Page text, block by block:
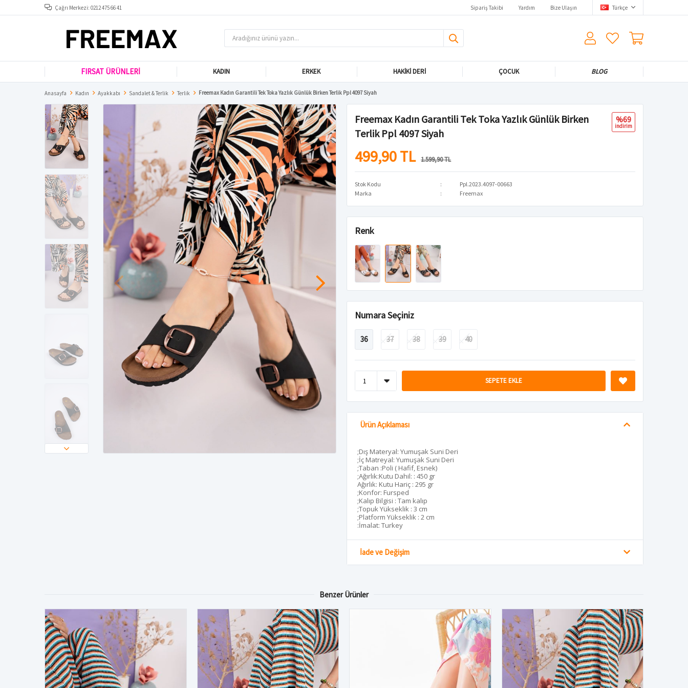
Çağrı Merkezi: 0212 475 66 41 Sipariş Takibi Yardım Bize Ulaşın Türkçe
FIRSAT ÜRÜNLERİ KADIN ERKEK HAKIKI DERI ÇOCUK BLOG
Anasayfa Kadın Ayakkabı Sandalet & Terlik Terlik Freemax Kadın Garantili Tek Toka Yazlık Günlük Birken Terlik Ppl 4097 Siyah
Freemax Kadın Garantili Tek Toka Yazlık Günlük Birken
Terlik Ppl 4097 Siyah
499,90 TL 1.599,90 TL
%69
i̇ndi̇ri̇m
Stok Kodu
Ppl.2023.4097-00663
Marka
Freemax
Renk
Numara Seçiniz
36 37 38 39 40
SEPETE EKLE
Ürün Açıklaması
;Dış Materyal: Yumuşak Suni Deri
;İç Matreyal: Yumuşak Suni Deri
;Taban :Poli ( Hafif, Esnek)
;Ağırlık:Kutu Dahil: : 450 gr
Ağırlık: Kutu Hariç : 295 gr
;Konfor: Fursped
;Kalıp Bilgisi : Tam kalıp
;Topuk Yükseklik : 3 cm
;Platform Yükseklik : 2 cm
:İmalat: Turkey
İade ve Değişim
Benzer Ürünler